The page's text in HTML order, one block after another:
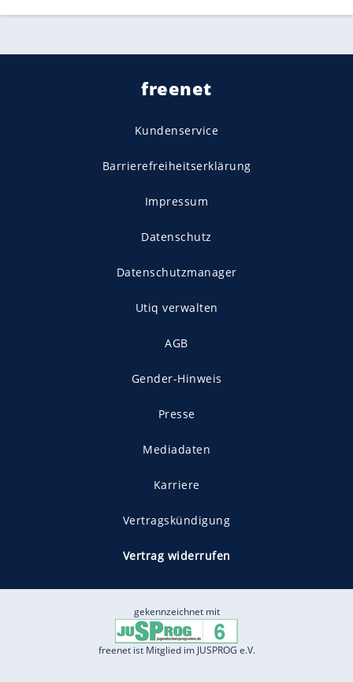
freenet
Kundenservice
Barrierefreiheitserklärung
Impressum
Datenschutz
Datenschutzmanager
Utiq verwalten
AGB
Gender-Hinweis
Presse
Mediadaten
Karriere
Vertragskündigung
Vertrag widerrufen
gekennzeichnet mit
freenet ist Mitglied im JUSPROG e.V.